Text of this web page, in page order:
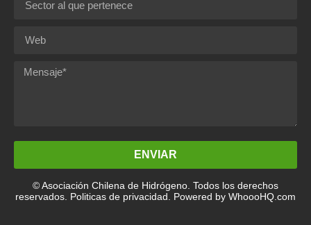
ENVIAR
© Asociación Chilena de Hidrógeno. Todos los derechos
reservados. Politicas de privacidad. Powered by WhoooHQ.com